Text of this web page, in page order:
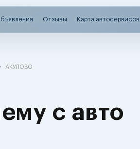
Отзывы Карта автосервисов
АКУЛОВО
с авто